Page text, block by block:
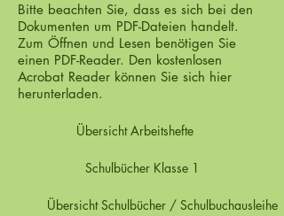
Bitte beachten Sie, dass es sich bei den
Dokumenten um PDF-Dateien handelt.
Zum Öffnen und Lesen benötigen Sie
einen PDF-Reader. Den kostenlosen
Acrobat Reader können Sie sich hier
herunterladen.
Übersicht Arbeitshefte
Schulbücher Klasse 1
Übersicht Schulbücher / Schulbuchausleihe